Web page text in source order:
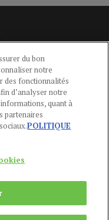
POLITIQUE DES COOKIES
-AIDE
et 14h-17h
Agora
du bon
notre
des fonctionnalités
d’analyser notre
quant à
partenaires
POLITIQUE